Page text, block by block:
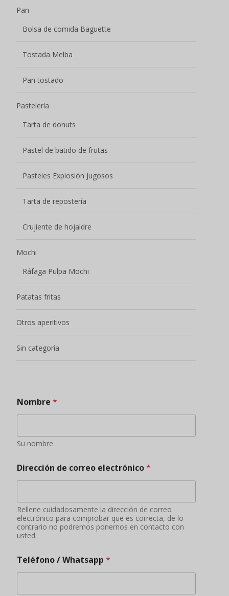
Pan
Bolsa de comida Baguette
Tostada Melba
Pan tostado
Pastelería
Tarta de donuts
Pastel de batido de frutas
Pasteles Explosión Jugosos
Tarta de repostería
Crujiente de hojaldre
Mochi
Ráfaga Pulpa Mochi
Patatas fritas
Otros aperitivos
Sin categoría
Nombre *
Su nombre
Dirección de correo electrónico*
Rellene cuidadosamente la dirección de correo
electrónico para comprobar que es correcta, de lo
contrario no podremos ponernos en contacto con
usted.
Teléfono / Whatsapp *